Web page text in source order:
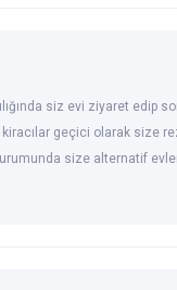
siz evi ziyaret edip
geçici olarak size
size alternatif